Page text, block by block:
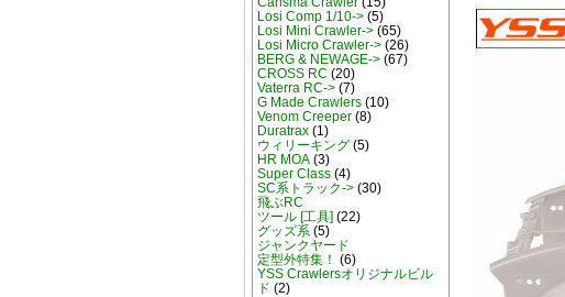
Losi Comp 1/10->(5)
Losi Mini Crawler->(65)
Losi Micro Crawler->(26)
BERG & NEWAGE->(67)
CROSS RC (20)
Vaterra RC->(7)
G Made Crawlers(10)
Venom Creeper(8)
Duratrax(1)
ウィリーキング(5)
HR MOA(3)
Super Class(4)
SC系トラック->(30)
飛ぶRC
ツール [工具] (22)
グッズ系(5)
ジャンクヤード
定型外特集！ (6)
YSS Crawlersオリジナルビル
ド (2)